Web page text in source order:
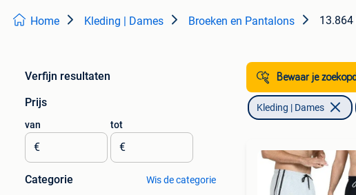
Home Kleding | Dames Broeken en Pantalons 13.864
Verfijn resultaten
Prijs
van
€
tot
€
Categorie Wis de categorie
Bewaar je
Kleding | Dames